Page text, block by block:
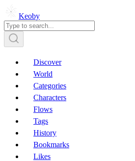
Keoby
Discover
World
Categories
Characters
Flows
Tags
History
Bookmarks
Likes